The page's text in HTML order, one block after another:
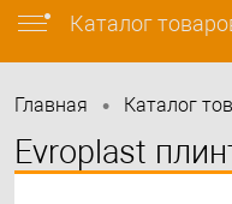
info@felicita-crimea.ru
Каталог
Главная • Каталог
Evroplast